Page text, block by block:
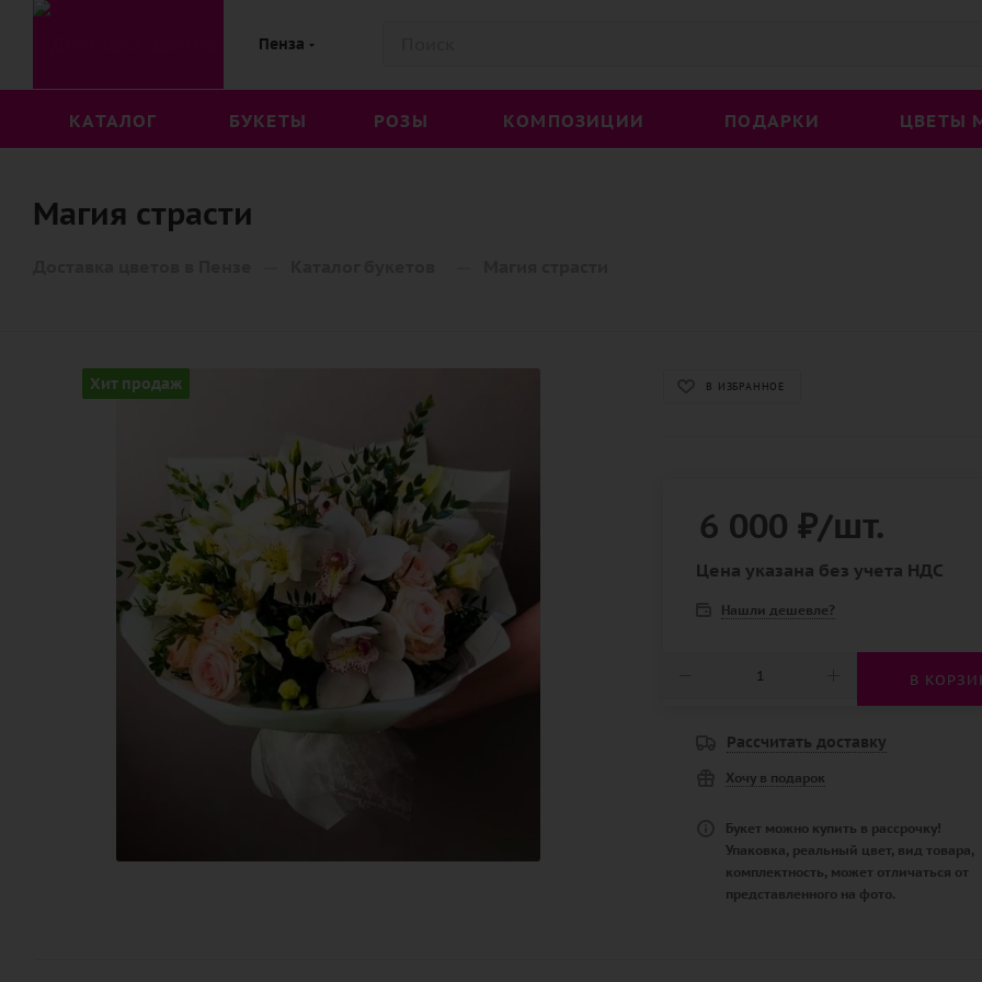
Пенза
КАТАЛОГ БУКЕТЫ РОЗЫ КОМПОЗИЦИИ ПОДАРКИ ЦВЕТЫ
Магия страсти
Хит продаж В ИЗБРАННОЕ
6 000 ₽/шт.
Цена указана без учета НДС
Нашли дешевле?
В
Рассчитать доставку
Хочу в подарок
Букет можно купить в рассрочку!
Упаковка, реальный цвет, вид товара,
комплектность, может отличаться от
представленного на фото.